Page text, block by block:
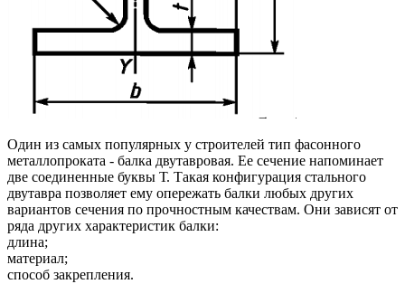
Один из самых популярных у строителей тип фасонного
металлопроката - балка двутавровая. Ее сечение напоминает
две соединенные буквы Т. Такая конфигурация стального
двутавра позволяет ему опережать балки любых других
вариантов сечения по прочностным качествам. Они зависят от
ряда других характеристик балки:
длина;
материал;
способ закрепления.